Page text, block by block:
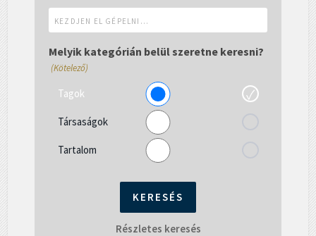
el
gépelni...
Melyik kategórián belül szeretne keresni?
(Kötelező)
Tagok
Társaságok
Tartalom
Részletes keresés